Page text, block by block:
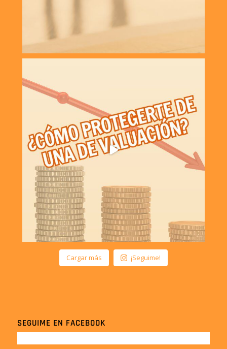
Cargar más ¡Seguime!
SEGUIME EN FACEBOOK